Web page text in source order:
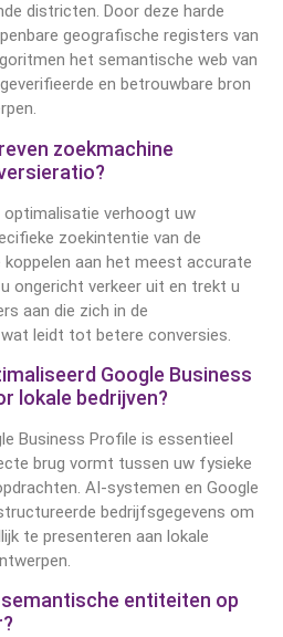
districten. Door deze harde
geografische registers van
het semantische web van
en betrouwbare bron
zoekmachine
optimalisatie verhoogt uw
zoekintentie van de
aan het meest accurate
ongericht verkeer uit en trekt u
aan die zich in de
leidt tot betere conversies.
Google Business
lokale bedrijven?
Business Profile is essentieel
brug vormt tussen uw fysieke
AI-systemen en Google
bedrijfsgegevens om
te presenteren aan lokale
entiteiten op